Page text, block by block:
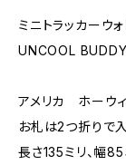
ミニトラッカーウ
UNCOOL BUDDY
アメリカ ホーウ
お札は2つ折りで
長さ135ミリ、幅85